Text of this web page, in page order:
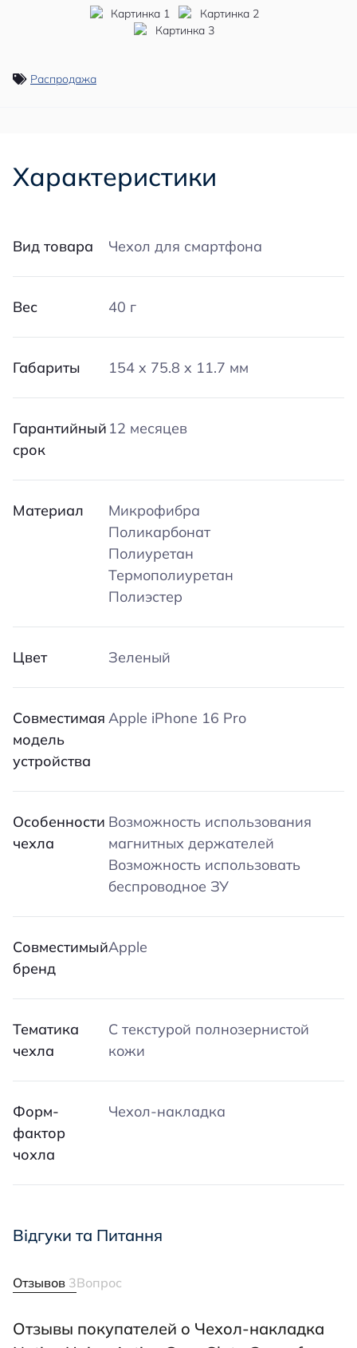
Распродажа
Характеристики
Вид товара Чехол для смартфона
Вес 40 г
Габариты 154 x 75.8 x 11.7 мм
Гарантийный
срок
12 месяцев
Материал
Микрофибра
Поликарбонат
Полиуретан
Термополиуретан
Полиэстер
Цвет Зеленый
Совместимая
модель
устройства
Apple iPhone 16 Pro
Особенности
чехла
Возможность использования
магнитных держателей
Возможность использовать
беспроводное ЗУ
Совместимый
бренд
Apple
Тематика
чехла
С текстурой полнозернистой
кожи
Форм-
фактор
чохла
Чехол-накладка
Відгуки та Питання
Отзывов 3Вопрос
Отзывы покупателей о Чехол-накладка